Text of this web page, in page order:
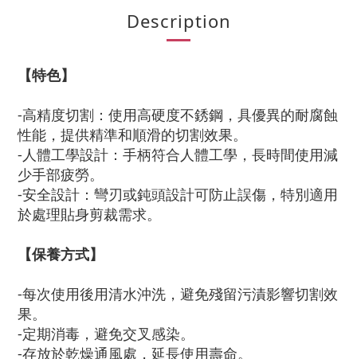
Description
【特色】
-高精度切割：使用高硬度不銹鋼，具優異的耐腐蝕
性能，提供精準和順滑的切割效果。
-人體工學設計：手柄符合人體工學，長時間使用減
少手部疲勞。
-安全設計：彎刃或鈍頭設計可防止誤傷，特別適用
於處理貼身剪裁需求。
【保養方式】
-每次使用後用清水沖洗，避免殘留污漬影響切割效
果。
-定期消毒，避免交叉感染。
-存放於乾燥通風處，延長使用壽命。